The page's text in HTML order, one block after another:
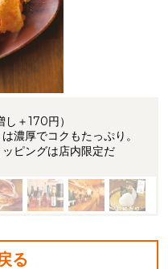
＋170円）
濃厚でコクもたっぷり。
ピングは店内限定だ
る